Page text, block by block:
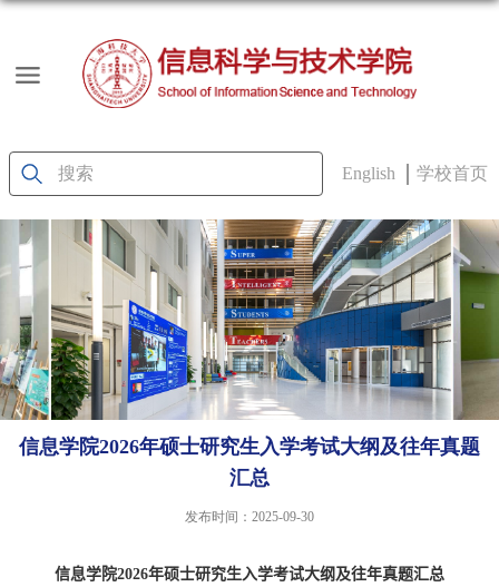
English 学校首页
信息学院2026年硕士研究生入学考试大纲及往年真题
汇总
发布时间：2025-09-30
信息学院2026年硕士研究生入学考试大纲及往年真题汇总